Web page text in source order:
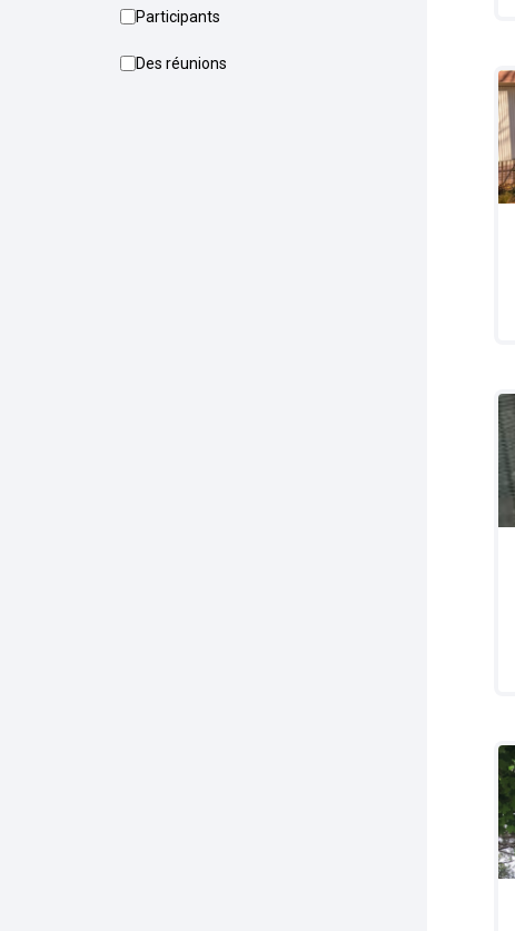
Participants
Des réunions